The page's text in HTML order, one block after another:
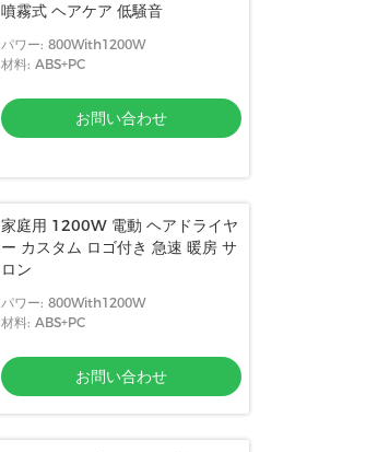
噴霧式 ヘアケア 低騒音
パワー: 800With1200W
材料: ABS+PC
お問い合わせ
家庭用 1200W 電動 ヘアドライヤ
ー カスタム ロゴ付き 急速 暖房 サ
ロン
パワー: 800With1200W
材料: ABS+PC
お問い合わせ